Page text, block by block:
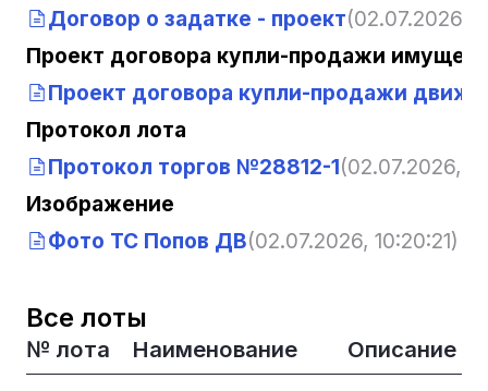
Договор о задатке - проект(02.07.2026,
Проект договора купли-продажи
Проект договора купли-продажи
Протокол лота
Протокол торгов №28812-1(02.07.2026,
Изображение
Фото ТС Попов ДВ(02.07.2026, 10:20:21)
Все лоты
№ лота Наименование Описание